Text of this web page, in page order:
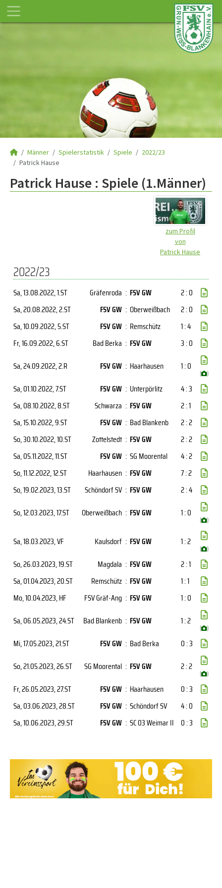
Männer Spielerstatistik Spiele
2022/23
Patrick Hause
Patrick Hause : Spiele (1.Männer)
zum Profil
von
Patrick Hause
2022/23
Sa, 13.08.2022, 1.ST Gräfenroda : FSV GW
2 : 0
Sa, 20.08.2022, 2.ST FSV GW : Oberweißbach
2 : 0
Sa, 10.09.2022, 5.ST FSV GW : Remschütz
1 : 4
Fr, 16.09.2022, 6.ST Bad Berka : FSV GW
3 : 0
Sa, 24.09.2022, 2.R FSV GW : Haarhausen 1 : 0
( )
Sa, 01.10.2022, 7.ST FSV GW : Unterpörlitz
4 : 3
Sa, 08.10.2022, 8.ST Schwarza : FSV GW
2 : 1
Sa, 15.10.2022, 9.ST FSV GW : Bad Blankenb
2 : 2
So, 30.10.2022, 10.ST Zottelstedt : FSV GW
2 : 2
Sa, 05.11.2022, 11.ST FSV GW : SG Moorental
4 : 2
So, 11.12.2022, 12.ST Haarhausen : FSV GW
7 : 2
So, 19.02.2023, 13.ST Schöndorf SV : FSV GW
2 : 4
So, 12.03.2023, 17.ST Oberweißbach : FSV GW 1 : 0
( )
Sa, 18.03.2023, VF Kaulsdorf : FSV GW 1 : 2
( )
So, 26.03.2023, 19.ST Magdala : FSV GW
2 : 1
Sa, 01.04.2023, 20.ST Remschütz : FSV GW
1 : 1
Mo, 10.04.2023, HF FSV Gräf-Ang : FSV GW
1 : 0
Sa, 06.05.2023, 24.ST Bad Blankenb : FSV GW 1 : 2
( )
Mi, 17.05.2023, 21.ST FSV GW : Bad Berka
0 : 3
So, 21.05.2023, 26.ST SG Moorental : FSV GW 2 : 2
( )
Fr, 26.05.2023, 27.ST FSV GW : Haarhausen
0 : 3
Sa, 03.06.2023, 28.ST FSV GW : Schöndorf SV
4 : 0
Sa, 10.06.2023, 29.ST FSV GW : SC 03 Weimar II 0 : 3